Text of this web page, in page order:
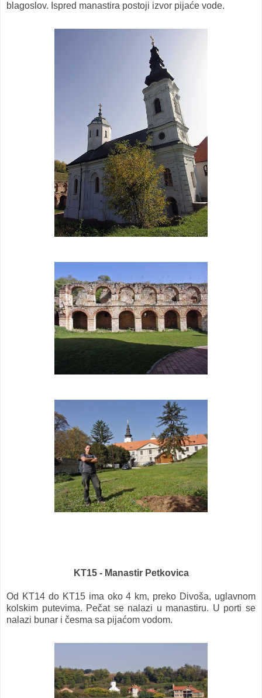
blagoslov. Ispred manastira postoji izvor pijaće vode.
KT15 - Manastir Petkovica
Od KT14 do KT15 ima oko 4 km, preko Divoša, uglavnom
kolskim putevima. Pečat se nalazi u manastiru. U porti se
nalazi bunar i česma sa pijaćom vodom.